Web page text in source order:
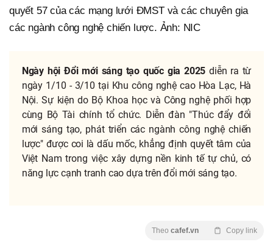
quyết 57 của các mạng lưới ĐMST và các chuyên gia
các ngành công nghệ chiến lược. Ảnh: NIC
Ngày hội Đổi mới sáng tạo quốc gia 2025diễn ra từ
ngày 1/10 - 3/10 tại Khu công nghệ cao Hòa Lạc, Hà
Nội. Sự kiện do Bộ Khoa học và Công nghệ phối hợp
cùng Bộ Tài chính tổ chức. Diễn đàn "Thúc đẩy đổi
mới sáng tạo, phát triển các ngành công nghệ chiến
lược" được coi là dấu mốc, khẳng định quyết tâm của
Việt Nam trong việc xây dựng nền kinh tế tự chủ, có
năng lực cạnh tranh cao dựa trên đổi mới sáng tạo.
Theo cafef.vn Copy link